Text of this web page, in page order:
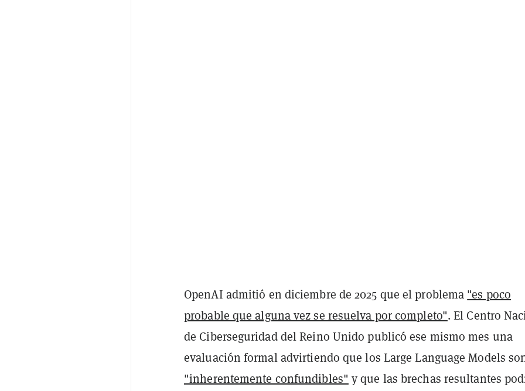
OpenAI admitió en diciembre de 2025 que el problema "es poco
probable que alguna vez se resuelva por completo". El Centro
de Ciberseguridad del Reino Unido publicó ese mismo mes una
evaluación formal advirtiendo que los Large Language Models
"inherentemente confundibles" y que las brechas resultantes